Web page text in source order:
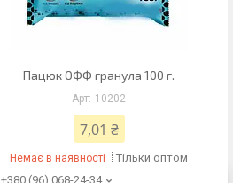
Пацюк ОФФ гранула 100 г.
10202
7,01 ₴
Немає в наявності
Тільки оптом
+380 (96) 068-24-34